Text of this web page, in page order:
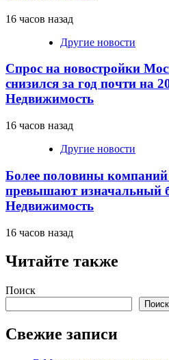
16 часов назад
Другие новости
Спрос на новостройки
снизился за год почти на
Недвижимость
16 часов назад
Другие новости
Более половины
превышают изначальный
Недвижимость
16 часов назад
Читайте также
Поиск
Поиск
Свежие записи